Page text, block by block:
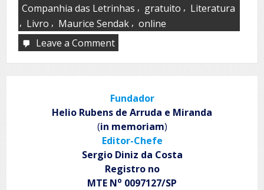
Companhia das Letrinhas , gratuito , Literatura
, Livro , Maurice Sendak , online
Leave a Commenton
Casa
Maurice
Sendak
Fundador
Helio Rubens de Arruda e Miranda
(in memoriam)
Editor-Chefe
Sergio Diniz da Costa
Registro no
MTE No 0097127/SP